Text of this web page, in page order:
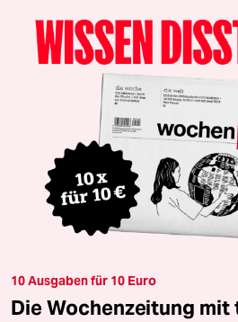
10 Ausgaben für 10 Euro
Die Wochenzeitung